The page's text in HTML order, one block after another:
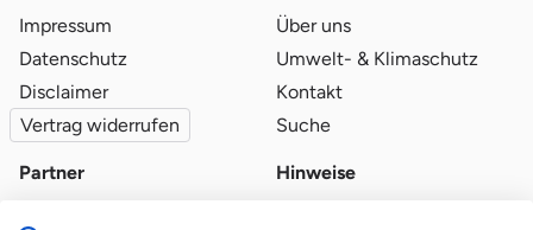
Impressum
Datenschutz
Disclaimer
Vertrag widerrufen
Über uns
Umwelt- & Klimaschutz
Kontakt
Suche
Partner
Hinweise